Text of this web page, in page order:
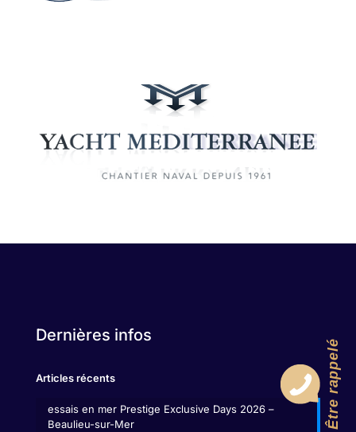
Dernières infos
Articles récents
essais en mer Prestige Exclusive Days 2026 –
Beaulieu-sur-Mer
Être rappelé